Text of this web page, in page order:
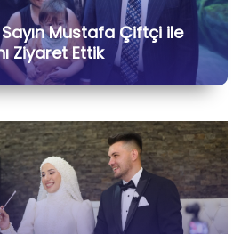
Sayın Mustafa Çiftçi ile
Ziyaret Ettik